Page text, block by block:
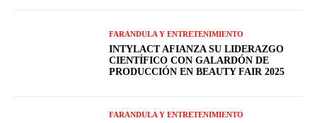
FARANDULA Y ENTRETENIMIENTO
INTYLACT AFIANZA SU LIDERAZGO
CIENTÍFICO CON GALARDÓN DE
PRODUCCIÓN EN BEAUTY FAIR 2025
FARANDULA Y ENTRETENIMIENTO